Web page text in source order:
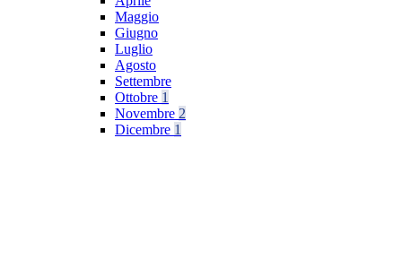
Maggio
Giugno
Luglio
Agosto
Settembre
Ottobre 1
Novembre 2
Dicembre 1